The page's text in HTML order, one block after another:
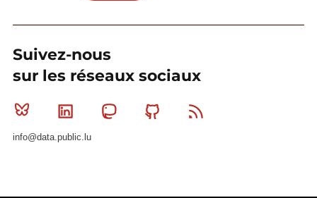
Suivez-nous
sur les réseaux sociaux
Bluesky Linkedin MastodonGithub
info@data.public.lu